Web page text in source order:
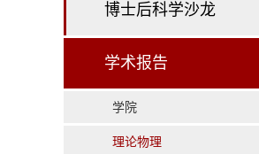
博士后科学沙龙
学术报告
学院
理论物理